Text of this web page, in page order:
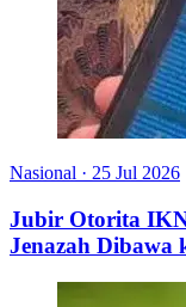
Nasional · 25 Jul 2026
Jubir Otorita
Jenazah Dibawa